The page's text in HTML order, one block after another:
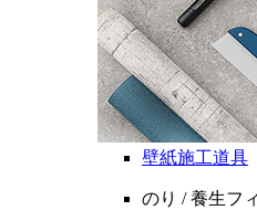
壁紙施工道具
のり / 養生フ